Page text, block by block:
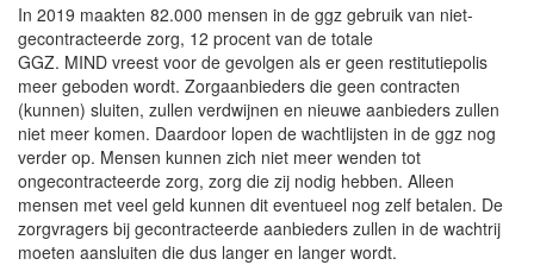
In 2019 maakten 82.000 mensen in de ggz gebruik van niet-
gecontracteerde zorg, 12 procent van de totale
GGZ. MIND vreest voor de gevolgen als er geen restitutiepolis
meer geboden wordt. Zorgaanbieders die geen contracten
(kunnen) sluiten, zullen verdwijnen en nieuwe aanbieders zullen
niet meer komen. Daardoor lopen de wachtlijsten in de ggz nog
verder op. Mensen kunnen zich niet meer wenden tot
ongecontracteerde zorg, zorg die zij nodig hebben. Alleen
mensen met veel geld kunnen dit eventueel nog zelf betalen. De
zorgvragers bij gecontracteerde aanbieders zullen in de wachtrij
moeten aansluiten die dus langer en langer wordt.